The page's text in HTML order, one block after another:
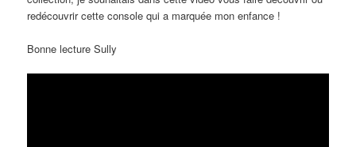
redécouvrir cette console qui a marquée mon enfance !
Bonne lecture Sully